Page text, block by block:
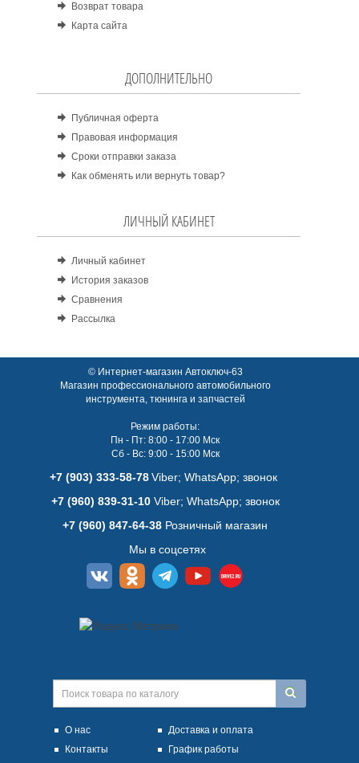
Возврат товара
Карта сайта
ДОПОЛНИТЕЛЬНО
Публичная оферта
Правовая информация
Сроки отправки заказа
Как обменять или вернуть товар?
ЛИЧНЫЙ КАБИНЕТ
Личный кабинет
История заказов
Сравнения
Рассылка
© Интернет-магазин Автоключ-63
Магазин профессионального автомобильного
инструмента, тюнинга и запчастей
Режим работы:
Пн - Пт: 8:00 - 17:00 Мск
Сб - Вс: 9:00 - 15:00 Мск
+7 (903) 333-58-78 Viber; WhatsАpp; звонок
+7 (960) 839-31-10Viber; WhatsАpp; звонок
+7 (960) 847-64-38 Розничный магазин
Мы в соцсетях
О нас
Доставка и оплата
Контакты
График работы